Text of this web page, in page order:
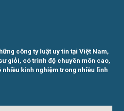
công ty luật uy tín tại Việt Nam,
giỏi, có trình độ chuyên môn cao,
nhiều kinh nghiệm trong nhiều lĩnh